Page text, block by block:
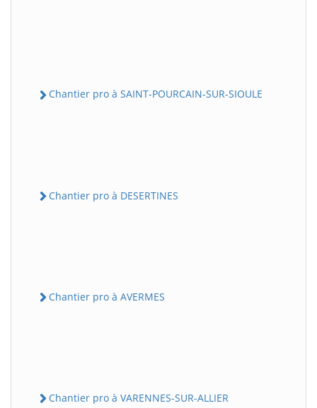
Chantier pro à SAINT-POURCAIN-SUR-SIOULE
Chantier pro à DESERTINES
Chantier pro à AVERMES
Chantier pro à VARENNES-SUR-ALLIER